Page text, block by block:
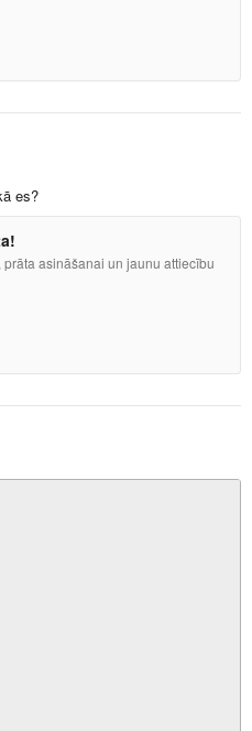
es?
asināšanai un jaunu attiecību